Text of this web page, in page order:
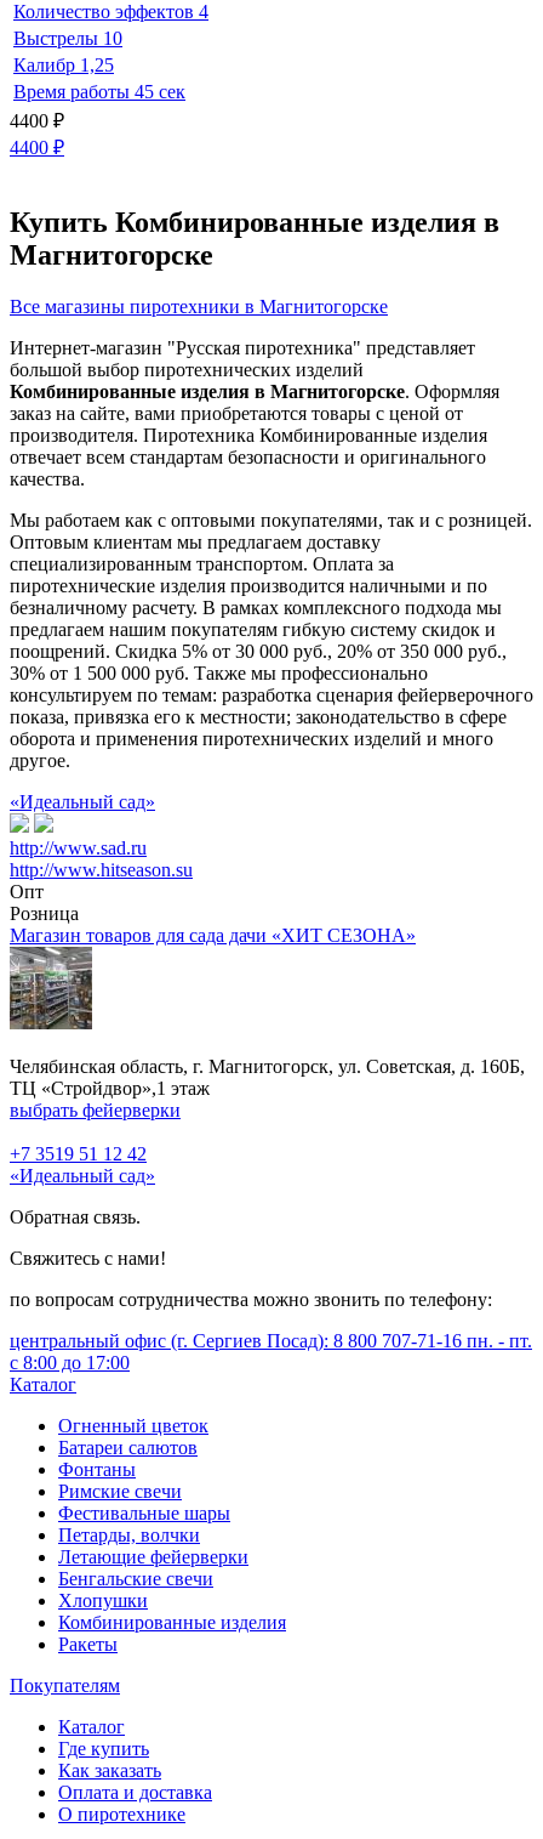
Количество эффектов 4
Выстрелы 10
Калибр 1,25
Время работы 45 сек
4400 ₽
4400 ₽
Купить Комбинированные изделия в
Магнитогорске
Все магазины пиротехники в Магнитогорске
Интернет-магазин "Русская пиротехника" представляет
большой выбор пиротехнических изделий
Комбинированные изделия в Магнитогорске. Оформляя
заказ на сайте, вами приобретаются товары с ценой от
производителя. Пиротехника Комбинированные изделия
отвечает всем стандартам безопасности и оригинального
качества.
Мы работаем как с оптовыми покупателями, так и с розницей.
Оптовым клиентам мы предлагаем доставку
специализированным транспортом. Оплата за
пиротехнические изделия производится наличными и по
безналичному расчету. В рамках комплексного подхода мы
предлагаем нашим покупателям гибкую систему скидок и
поощрений. Скидка 5% от 30 000 руб., 20% от 350 000 руб.,
30% от 1 500 000 руб. Также мы профессионально
консультируем по темам: разработка сценария фейерверочного
показа, привязка его к местности; законодательство в сфере
оборота и применения пиротехнических изделий и много
другое.
«Идеальный сад»
http://www.sad.ru
http://www.hitseason.su
Опт
Розница
Магазин товаров для сада дачи «ХИТ СЕЗОНА»
Челябинская область, г. Магнитогорск, ул. Советская, д. 160Б,
ТЦ «Стройдвор»,1 этаж
выбрать фейерверки
+7 3519 51 12 42
«Идеальный сад»
Обратная связь.
Свяжитесь с нами!
по вопросам сотрудничества можно звонить по телефону:
центральный офис (г. Сергиев Посад): 8 800 707-71-16 пн. - пт.
с 8:00 до 17:00
Каталог
Огненный цветок
Батареи салютов
Фонтаны
Римские свечи
Фестивальные шары
Петарды, волчки
Летающие фейерверки
Бенгальские свечи
Хлопушки
Комбинированные изделия
Ракеты
Покупателям
Каталог
Где купить
Как заказать
Оплата и доставка
О пиротехнике